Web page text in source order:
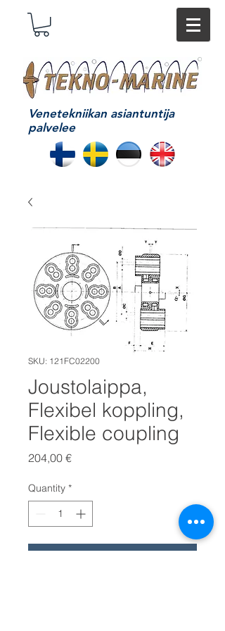
Venetekniikan asiantuntija
palvelee
SKU: 121FC02200
Joustolaippa,
Flexibel koppling,
Flexible coupling
204,00 €Price
Quantity *